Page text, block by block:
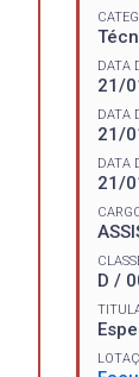
DATA
21/
DATA
21/
DATA
21/
D /